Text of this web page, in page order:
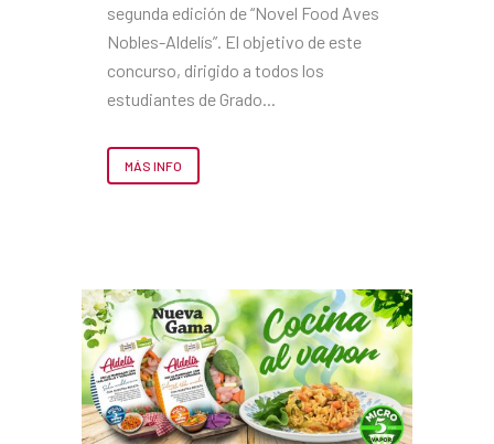
segunda edición de “Novel Food Aves
Nobles-Aldelís”. El objetivo de este
concurso, dirigido a todos los
estudiantes de Grado...
MÁS INFO